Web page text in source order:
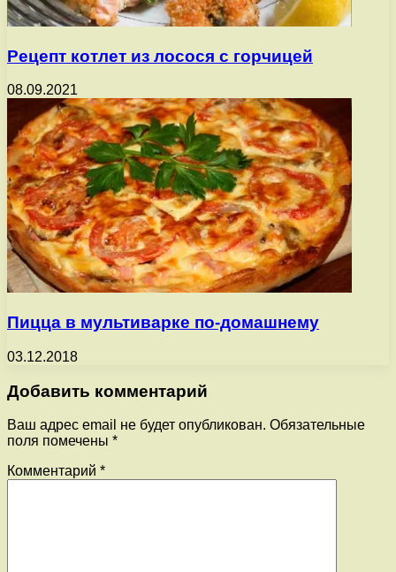
Рецепт котлет из лосося с горчицей
08.09.2021
Пицца в мультиварке по-домашнему
03.12.2018
Добавить комментарий
Ваш адрес email не будет опубликован. Обязательные
поля помечены *
Комментарий *